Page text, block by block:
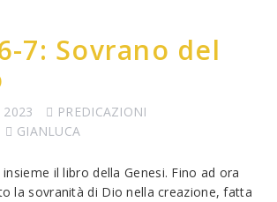
7: Sovrano del
2023
PREDICAZIONI
GIANLUCA
il libro della Genesi. Fino ad ora
la sovranità di Dio nella creazione, fatta